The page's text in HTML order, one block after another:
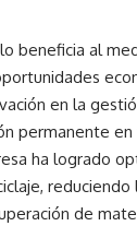
beneficia al
en la
permanente
ha logrado
reduciendo
de